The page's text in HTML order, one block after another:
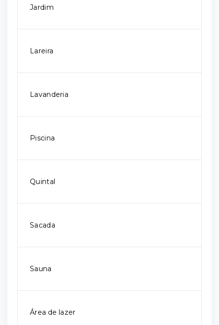
Jardim
Lareira
Lavanderia
Piscina
Quintal
Sacada
Sauna
Área de lazer